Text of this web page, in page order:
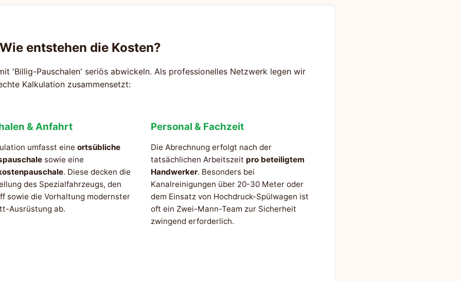
entstehen die Kosten?
'Billig-Pauschalen' seriös abwickeln. Als professionelles Netzwerk legen wir
Kalkulation zusammensetzt:
& Anfahrt
umfasst eine ortsübliche
sowie eine
. Diese decken die
des Spezialfahrzeugs, den
sowie die Vorhaltung modernster
Ausrüstung ab.
Personal & Fachzeit
Die Abrechnung erfolgt nach der
tatsächlichen Arbeitszeit pro beteiligtem
Handwerker. Besonders bei
Kanalreinigungen über 20-30 Meter oder
dem Einsatz von Hochdruck-Spülwagen ist
oft ein Zwei-Mann-Team zur Sicherheit
zwingend erforderlich.